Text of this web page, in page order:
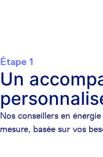
Étape 1
Un
Nos conseillers en
mesure, basée sur vos